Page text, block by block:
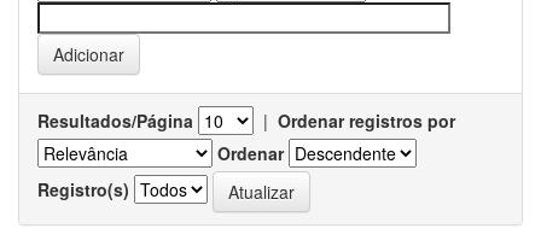
Resultados/Página | Ordenar registros por
Ordenar
Registro(s)